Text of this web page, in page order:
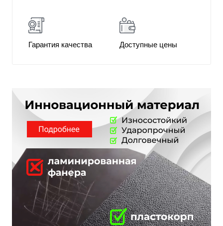
Гарантия качества Доступные цены